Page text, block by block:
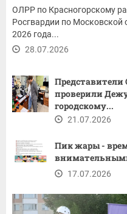
ОЛРР по Красногорскому
Росгвардии по Московской
2026 года...
28.07.2026
Представители
проверили
городскому...
21.07.2026
Пик жары -
17.07.2026